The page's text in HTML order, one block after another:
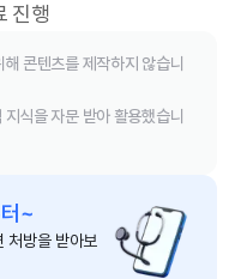
진행
콘텐츠를 제작하지 않습니
식을 자문 받아 활용했습니
~
처방을 받아보